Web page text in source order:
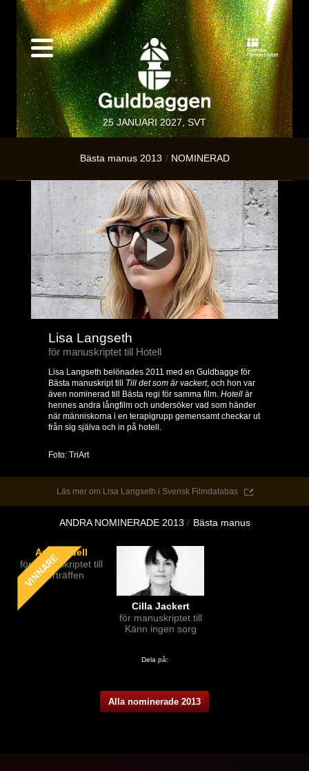
25 JANUARI 2027, SVT
Bästa manus 2013 NOMINERAD
Lisa Langseth
för manuskriptet till Hotell
Lisa Langseth belönades 2011 med en Guldbagge för
Bästa manuskript till Till det som är vackert, och hon var
även nominerad till Bästa regi för samma film. Hotellär
hennes andra långfilm och undersöker vad som händer
när människorna i en terapigrupp gemensamt checkar ut
från sig själva och in på hotell.
Foto: TriArt
Läs mer om Lisa Langseth i Svensk Filmdatabas
ANDRA NOMINERADE 2013 Bästa manus
Anna Odell
för manuskriptet till
Återträffen
Cilla Jackert
för manuskriptet till
Känn ingen sorg
Dela på:
Alla nominerade 2013